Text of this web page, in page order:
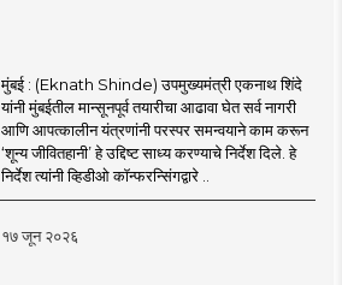
मुंबई : (Eknath Shinde) उपमुख्यमंत्री एकनाथ शिंदे
यांनी मुंबईतील मान्सूनपूर्व तयारीचा आढावा घेत सर्व नागरी
आणि आपत्कालीन यंत्रणांनी परस्पर समन्वयाने काम करून
‘शून्य जीवितहानी’ हे उद्दिष्ट साध्य करण्याचे निर्देश दिले. हे
निर्देश त्यांनी व्हिडीओ कॉन्फरन्सिंगद्वारे ..
१७ जून २०२६